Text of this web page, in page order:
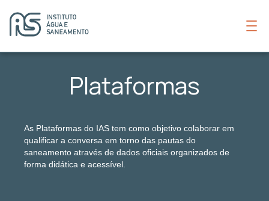
Plataformas
As Plataformas do IAS tem como objetivo colaborar em
qualificar a conversa em torno das pautas do
saneamento através de dados oficiais organizados de
forma didática e acessível.